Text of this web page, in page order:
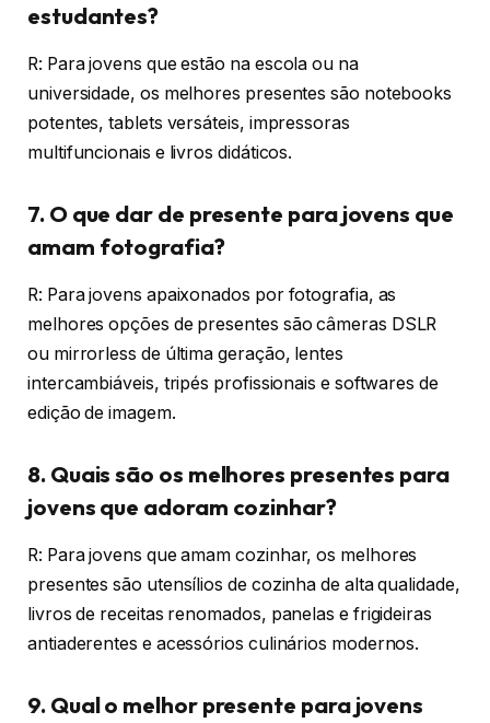
estudantes?
R: Para jovens que estão na escola ou na
universidade, os melhores presentes são notebooks
potentes, tablets versáteis, impressoras
multifuncionais e livros didáticos.
7. O que dar de presente para jovens que
amam fotografia?
R: Para jovens apaixonados por fotografia, as
melhores opções de presentes são câmeras DSLR
ou mirrorless de última geração, lentes
intercambiáveis, tripés profissionais e softwares de
edição de imagem.
8. Quais são os melhores presentes para
jovens que adoram cozinhar?
R: Para jovens que amam cozinhar, os melhores
presentes são utensílios de cozinha de alta qualidade,
livros de receitas renomados, panelas e frigideiras
antiaderentes e acessórios culinários modernos.
9. Qual o melhor presente para jovens